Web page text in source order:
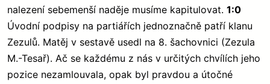
nalezení sebemenší naděje musíme kapitulovat. 1:0
Úvodní podpisy na partiářích jednoznačně patří klanu
Zezulů. Matěj v sestavě usedl na 8. šachovnici (Zezula
M.-Tesař). Ač se každému z nás v určitých chvílích jeho
pozice nezamlouvala, opak byl pravdou a útočné